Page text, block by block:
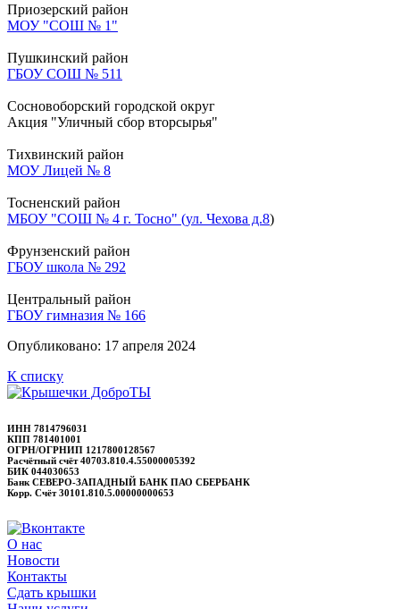
Приозерский район
МОУ "СОШ № 1"
Пушкинский район
ГБОУ СОШ № 511
Сосновоборский городской округ
Акция "Уличный сбор вторсырья"
Тихвинский район
МОУ Лицей № 8
Тосненский район
МБОУ "СОШ № 4 г. Тосно" (ул. Чехова д.8)
Фрунзенский район
ГБОУ школа № 292
Центральный район
ГБОУ гимназия № 166
Опубликовано: 17 апреля 2024
К списку
ИНН 7814796031
КПП 781401001
ОГРН/ОГРНИП 1217800128567
Расчётный счёт 40703.810.4.55000005392
БИК 044030653
Банк СЕВЕРО-ЗАПАДНЫЙ БАНК ПАО СБЕРБАНК
Корр. Счёт 30101.810.5.00000000653
О нас
Новости
Контакты
Сдать крышки